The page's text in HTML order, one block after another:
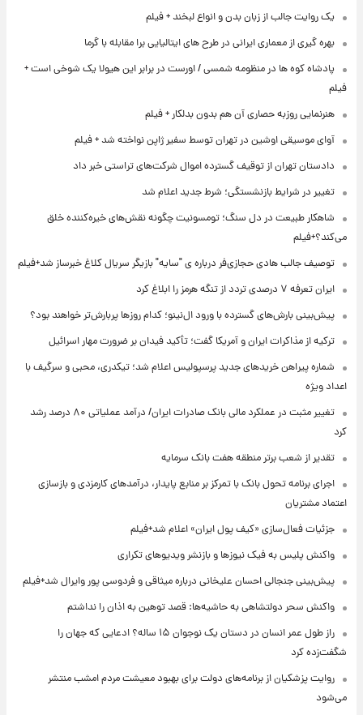
یک روایت جالب از زبان بدن و انواع لبخند + فیلم
بهره گیری از معماری ایرانی در طرح های ایتالیایی برا مقابله با گرما
پادشاه کوه ها در منظومه شمسی / اورست در برابر این هیولا یک شوخی است +
فیلم
هنرنمایی روزبه حصاری آن هم بدون بدلکار + فیلم
آوای موسیقی اوشین در تهران توسط سفیر ژاپن نواخته شد + فیلم
دادستان تهران از توقیف گسترده اموال شرکت‌های تراستی خبر داد
تغییر در شرایط بازنشستگی؛ شرط جدید اعلام شد
شاهکار طبیعت در دل سنگ؛ تومسونیت چگونه نقش‌های خیره‌کننده خلق
می‌کند؟+فیلم
توصیف جالب هادی حجازی‌فر درباره ی "سایه" بازیگر سریال کلاغ خبرساز شد+فیلم
ایران تعرفه ۷ درصدی تردد از تنگه هرمز را ابلاغ کرد
پیش‌بینی بارش‌های گسترده با ورود ال‌نینو؛ کدام روزها پربارش‌تر خواهند بود؟
ترکیه از مذاکرات ایران و آمریکا گفت؛ تأکید فیدان بر ضرورت مهار اسرائیل
شماره پیراهن خریدهای جدید پرسپولیس اعلام شد؛ تیکدری، محبی و سرگیف با
اعداد ویژه
تغییر مثبت در عملکرد مالی بانک صادرات ایران/ درآمد عملیاتی ۸۰ درصد رشد
کرد
تقدیر از شعب برتر منطقه هفت بانک سرمایه
اجرای برنامه تحول بانک با تمرکز بر منابع پایدار، درآمدهای کارمزدی و بازسازی
اعتماد مشتریان
جزئیات فعال‌سازی «کیف پول ایران» اعلام شد+فیلم
واکنش پلیس به فیک نیوزها و بازنشر ویدیوهای تکراری
پیش‌بینی جنجالی احسان علیخانی درباره میثاقی و فردوسی پور وایرال شد+فیلم
واکنش سحر دولتشاهی به حاشیه‌ها: قصد توهین به اذان را نداشتم
راز طول عمر انسان در دستان یک نوجوان ۱۵ ساله؟ ادعایی که جهان را
شگفت‌زده کرد
روایت پزشکیان از برنامه‌های دولت برای بهبود معیشت مردم امشب منتشر
می‌شود